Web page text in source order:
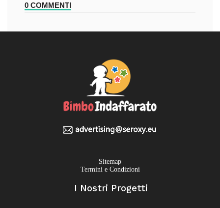
0 COMMENTI
Sitemap
Termini e Condizioni
I Nostri Progetti